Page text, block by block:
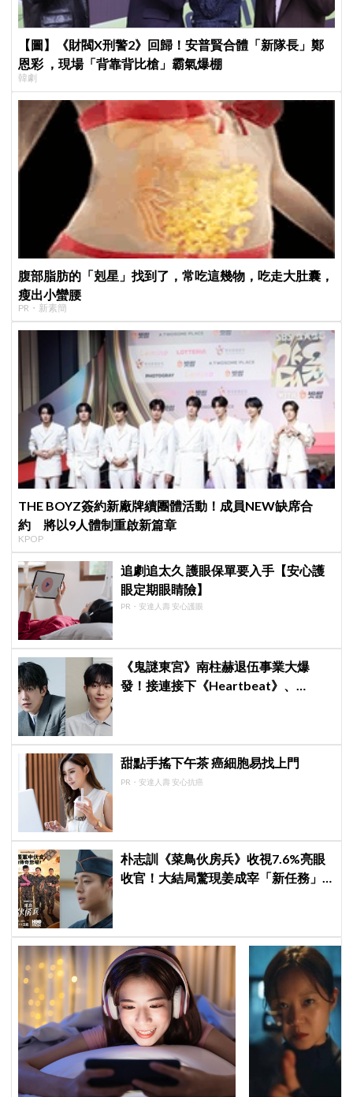
【圖】《財閥X刑警2》回歸！安普賢合體「新隊長」鄭
恩彩 ，現場「背靠背比槍」霸氣爆棚
韓劇
腹部脂肪的「剋星」找到了，常吃這幾物，吃走大肚囊，
瘦出小蠻腰
PR・新素簡
THE BOYZ簽約新廠牌續團體活動！成員NEW缺席合
約 將以9人體制重啟新篇章
KPOP
追劇追太久 護眼保單要入手【安心護
眼定期眼睛險】
PR・安達人壽 安心護眼
《鬼謎東宮》南柱赫退伍事業大爆
發！接連接下《Heartbeat》、
甜點手搖下午茶 癌細胞易找上門
PR・安達人壽 安心抗癌
朴志訓《菜鳥伙房兵》收視7.6%亮眼
收官！大結局驚現姜成宰「新任務」